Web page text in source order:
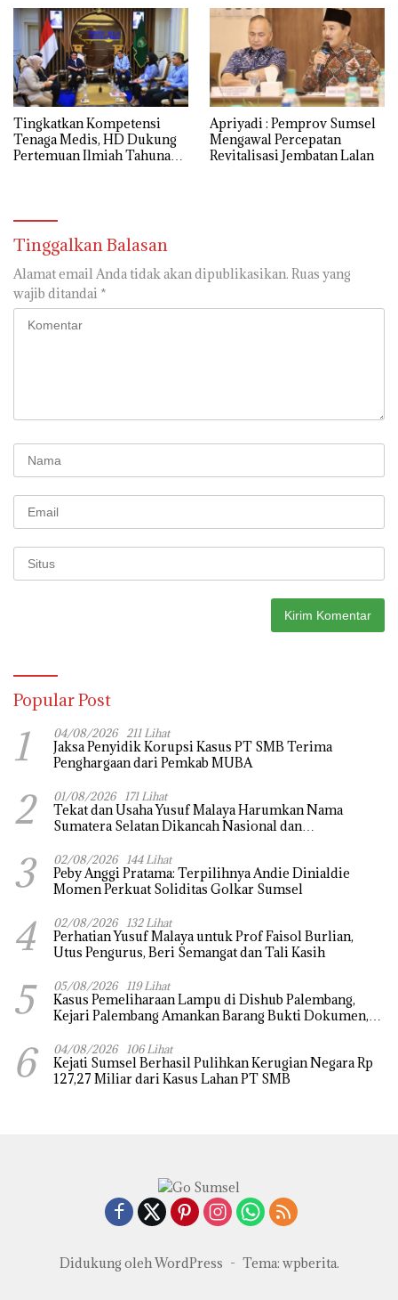
Tingkatkan Kompetensi
Tenaga Medis, HD Dukung
Pertemuan Ilmiah Tahunan
Apriyadi : Pemprov Sumsel
Mengawal Percepatan
Revitalisasi Jembatan Lalan
Tinggalkan Balasan
Alamat email Anda tidak akan dipublikasikan. Ruas yang
wajib ditandai *
Popular Post
1 04/08/2026 211 Lihat
Jaksa Penyidik Korupsi Kasus PT SMB Terima
Penghargaan dari Pemkab MUBA
2 01/08/2026 171 Lihat
Tekat dan Usaha Yusuf Malaya Harumkan Nama
Sumatera Selatan Dikancah Nasional dan
3 02/08/2026 144 Lihat
Peby Anggi Pratama: Terpilihnya Andie Dinialdie
Momen Perkuat Soliditas Golkar Sumsel
4 02/08/2026 132 Lihat
Perhatian Yusuf Malaya untuk Prof Faisol Burlian,
Utus Pengurus, Beri Semangat dan Tali Kasih
5 05/08/2026 119 Lihat
Kasus Pemeliharaan Lampu di Dishub Palembang,
Kejari Palembang Amankan Barang Bukti Dokumen,
6 04/08/2026 106 Lihat
Kejati Sumsel Berhasil Pulihkan Kerugian Negara Rp
127,27 Miliar dari Kasus Lahan PT SMB
Didukung oleh WordPress - Tema: wpberita.